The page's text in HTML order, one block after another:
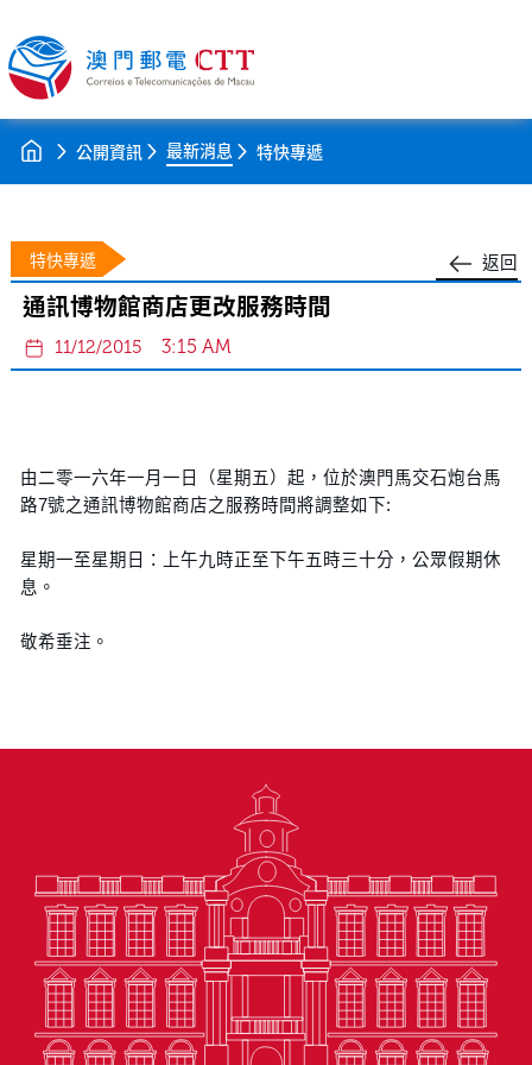
公開資訊 最新消息 特快專遞
返回
特快專遞
通訊博物館商店更改服務時間
11/12/2015 3:15 AM
由二零一六年一月一日（星期五）起，位於澳門馬交石炮台馬
路7號之通訊博物館商店之服務時間將調整如下:
星期一至星期日：上午九時正至下午五時三十分，公眾假期休
息。
敬希垂注。